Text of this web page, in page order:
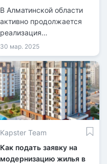
уязвимых категорий
В Алматинской области
активно продолжается
реализация
государственных
программ по
обеспечению жильём. За
последние годы тысячи
семей стали
обладателями
собственных квартир, а
финансирование
строительства и
приобретения жилья
заметно увеличилось.
30 мар. 2025
Kapster Team
Как подать заявку на
модернизацию жилья в